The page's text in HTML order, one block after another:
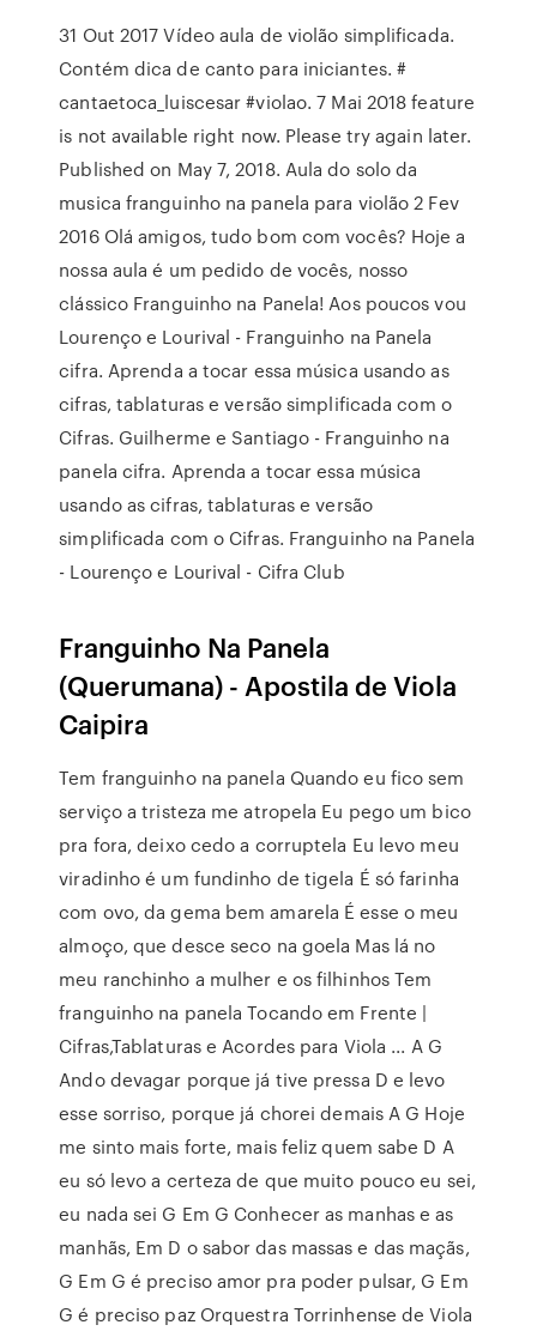
31 Out 2017 Vídeo aula de violão simplificada.
Contém dica de canto para iniciantes. #
cantaetoca_luiscesar #violao. 7 Mai 2018 feature
is not available right now. Please try again later.
Published on May 7, 2018. Aula do solo da
musica franguinho na panela para violão 2 Fev
2016 Olá amigos, tudo bom com vocês? Hoje a
nossa aula é um pedido de vocês, nosso
clássico Franguinho na Panela! Aos poucos vou
Lourenço e Lourival - Franguinho na Panela
cifra. Aprenda a tocar essa música usando as
cifras, tablaturas e versão simplificada com o
Cifras. Guilherme e Santiago - Franguinho na
panela cifra. Aprenda a tocar essa música
usando as cifras, tablaturas e versão
simplificada com o Cifras. Franguinho na Panela
- Lourenço e Lourival - Cifra Club
Franguinho Na Panela
(Querumana) - Apostila de Viola
Caipira
Tem franguinho na panela Quando eu fico sem
serviço a tristeza me atropela Eu pego um bico
pra fora, deixo cedo a corruptela Eu levo meu
viradinho é um fundinho de tigela É só farinha
com ovo, da gema bem amarela É esse o meu
almoço, que desce seco na goela Mas lá no
meu ranchinho a mulher e os filhinhos Tem
franguinho na panela Tocando em Frente |
Cifras,Tablaturas e Acordes para Viola ... A G
Ando devagar porque já tive pressa D e levo
esse sorriso, porque já chorei demais A G Hoje
me sinto mais forte, mais feliz quem sabe D A
eu só levo a certeza de que muito pouco eu sei,
eu nada sei G Em G Conhecer as manhas e as
manhãs, Em D o sabor das massas e das maçãs,
G Em G é preciso amor pra poder pulsar, G Em
G é preciso paz Orquestra Torrinhense de Viola